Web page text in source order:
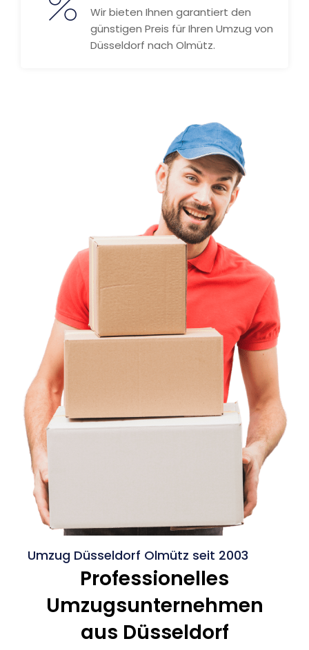
Wir bieten Ihnen garantiert den
günstigen Preis für Ihren Umzug von
Düsseldorf nach Olmütz.
Umzug Düsseldorf Olmütz seit 2003
Professionelles
Umzugsunternehmen
aus Düsseldorf